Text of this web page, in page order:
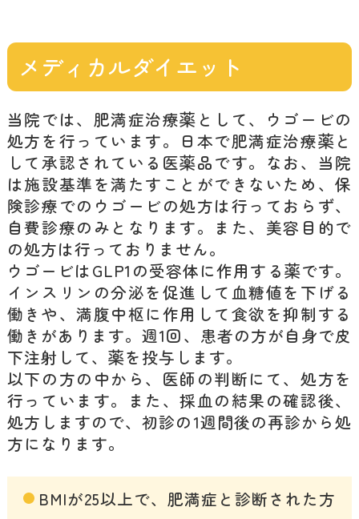
メディカルダイエット
当院では、肥満症治療薬として、ウゴービの
処方を行っています。日本で肥満症治療薬と
して承認されている医薬品です。なお、当院
は施設基準を満たすことができないため、保
険診療でのウゴービの処方は行っておらず、
自費診療のみとなります。また、美容目的で
の処方は行っておりません。
ウゴービはGLP1の受容体に作用する薬です。
インスリンの分泌を促進して血糖値を下げる
働きや、満腹中枢に作用して食欲を抑制する
働きがあります。週1回、患者の方が自身で皮
下注射して、薬を投与します。
以下の方の中から、医師の判断にて、処方を
行っています。また、採血の結果の確認後、
処方しますので、初診の1週間後の再診から処
方になります。
BMIが25以上で、肥満症と診断された方